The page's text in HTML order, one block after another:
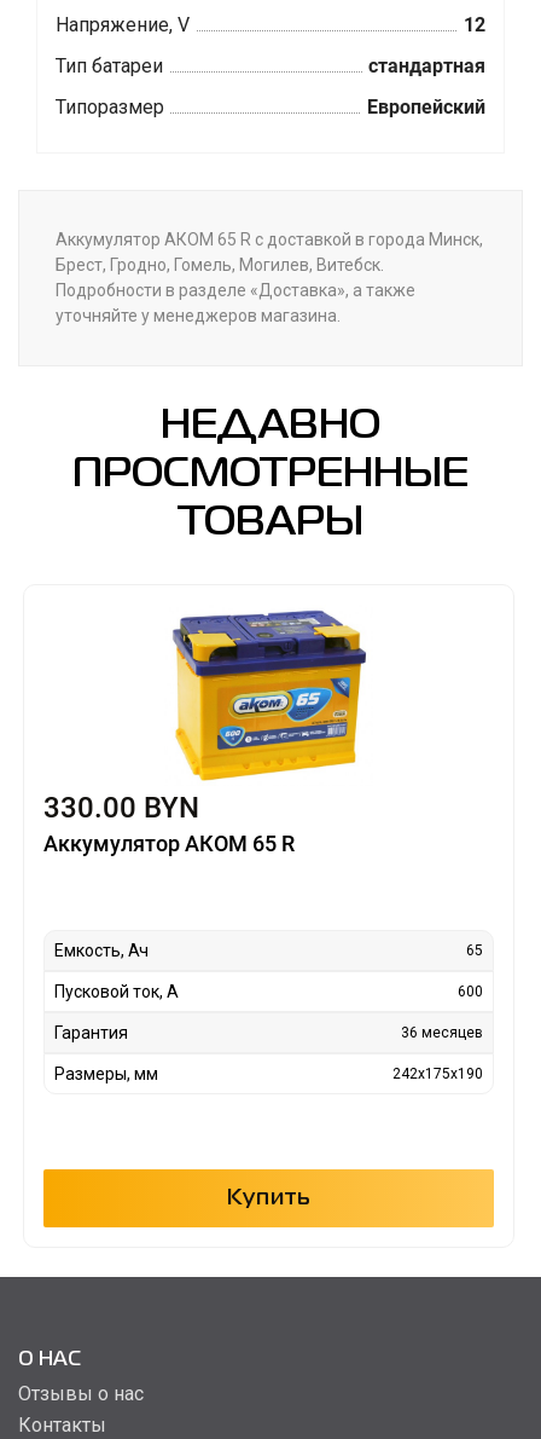
Напряжение, V
12
Тип батареи
стандартная
Типоразмер
Европейский
Аккумулятор АКОМ 65 R с доставкой в города Минск,
Брест, Гродно, Гомель, Могилев, Витебск.
Подробности в разделе «Доставка», а также
уточняйте у менеджеров магазина.
НЕДАВНО
ПРОСМОТРЕННЫЕ
ТОВАРЫ
330.00 BYN
Аккумулятор АКОМ 65 R
Емкость, Ач 65
Пусковой ток, А 600
Гарантия 36 месяцев
Размеры, мм 242x175x190
Купить
О НАС
Отзывы о нас
Контакты